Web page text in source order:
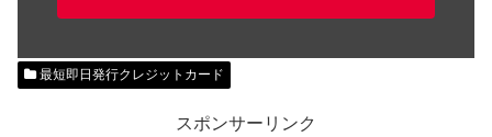
最短即日発行クレジットカード
スポンサーリンク